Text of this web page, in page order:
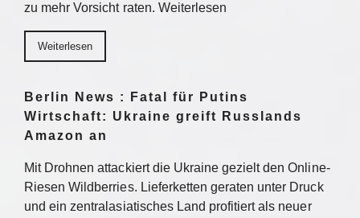
zu mehr Vorsicht raten. Weiterlesen
Weiterlesen
Berlin News : Fatal für Putins
Wirtschaft: Ukraine greift Russlands
Amazon an
Mit Drohnen attackiert die Ukraine gezielt den Online-
Riesen Wildberries. Lieferketten geraten unter Druck
und ein zentralasiatisches Land profitiert als neuer